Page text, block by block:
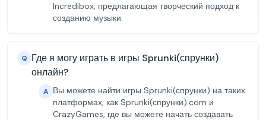
Incredibox, предлагающая творческий подход к
созданию музыки.
Q Где я могу играть в игры Sprunki(спрунки)
онлайн?
A Вы можете найти игры Sprunki(спрунки) на таких
платформах, как Sprunki(спрунки).com и
CrazyGames, где вы можете начать создавать